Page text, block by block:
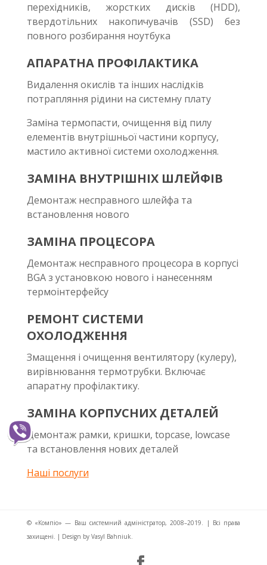
перехідників, жорстких дисків (HDD),
твердотільних накопичувачів (SSD) без
повного розбирання ноутбука
АПАРАТНА ПРОФІЛАКТИКА
Видалення окислів та інших наслідків
потрапляння рідини на системну плату
Заміна термопасти, очищення від пилу
елементів внутрішньої частини корпусу,
мастило активної системи охолодження.
ЗАМІНА ВНУТРІШНІХ ШЛЕЙФІВ
Демонтаж несправного шлейфа та
встановлення нового
ЗАМІНА ПРОЦЕСОРА
Демонтаж несправного процесора в корпусі
BGA з установкою нового і нанесенням
термоінтерфейсу
РЕМОНТ СИСТЕМИ
ОХОЛОДЖЕННЯ
Змащення і очищення вентилятору (кулеру),
вирівнювання термотрубки. Включає
апаратну профілактику.
ЗАМІНА КОРПУСНИХ ДЕТАЛЕЙ
Демонтаж рамки, кришки, topcase, lowcase
та встановлення нових деталей
Наші послуги
© «Компіо» — Ваш системний адміністратор, 2008–2019. | Всі права
захищені. | Design by Vasyl Bahniuk.